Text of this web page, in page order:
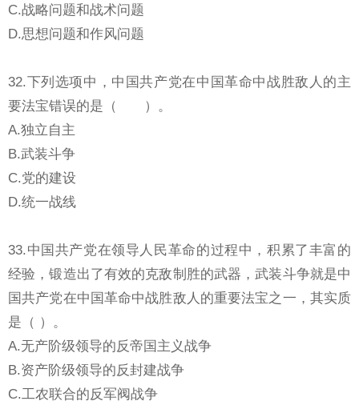
C.战略问题和战术问题
D.思想问题和作风问题
32.下列选项中，中国共产党在中国革命中战胜敌人的主
要法宝错误的是（ ）。
A.独立自主
B.武装斗争
C.党的建设
D.统一战线
33.中国共产党在领导人民革命的过程中，积累了丰富的
经验，锻造出了有效的克敌制胜的武器，武装斗争就是中
国共产党在中国革命中战胜敌人的重要法宝之一，其实质
是（ ）。
A.无产阶级领导的反帝国主义战争
B.资产阶级领导的反封建战争
C.工农联合的反军阀战争